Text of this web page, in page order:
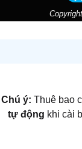
Chú ý: Thuê bao
tự động khi cài